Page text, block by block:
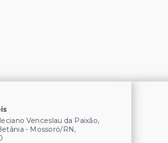
Venceslau da Paixão,
- Mossoró/RN,